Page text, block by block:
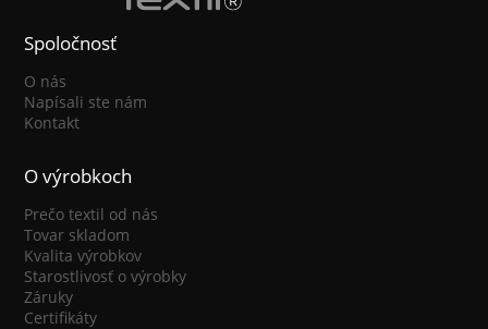
Spoločnosť
O nás
Napísali ste nám
Kontakt
O výrobkoch
Prečo textil od nás
Tovar skladom
Kvalita výrobkov
Starostlivosť o výrobky
Záruky
Certifikáty